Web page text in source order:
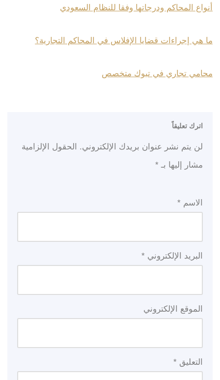
أنواع المحاكم ودرجاتها وفقا للنظام السعودي
ما هي إجراءات قضايا الإفلاس في المحاكم التجارية؟
محامي تجاري في تبوك متخصص
اترك تعليقاً
لن يتم نشر عنوان بريدك الإلكتروني.
الحقول الإلزامية
مشار إليها بـ *
الاسم *
البريد الإلكتروني *
الموقع الإلكتروني
التعليق *